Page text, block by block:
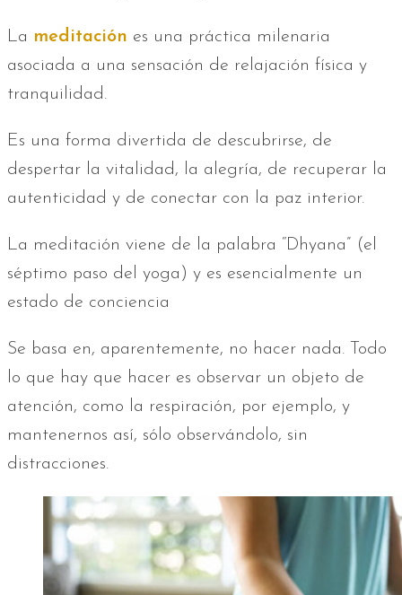
La meditación es una práctica milenaria
asociada a una sensación de relajación física y
tranquilidad.
Es una forma divertida de descubrirse, de
despertar la vitalidad, la alegría, de recuperar la
autenticidad y de conectar con la paz interior.
La meditación viene de la palabra “Dhyana” (el
séptimo paso del yoga) y es esencialmente un
estado de conciencia
Se basa en, aparentemente, no hacer nada. Todo
lo que hay que hacer es observar un objeto de
atención, como la respiración, por ejemplo, y
mantenernos así, sólo observándolo, sin
distracciones.